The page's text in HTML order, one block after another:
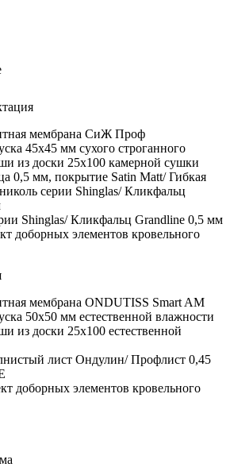
мембрана СиЖ Проф
45х45 мм сухого строганного
из доски 25х100 камерной сушки
0,5 мм, покрытие Satin Matt/ Гибкая
серии Shinglas/ Кликфальц
Shinglas/ Кликфальц Grandline 0,5 мм
доборных элементов кровельного
мембрана ONDUTISS Smart AM
50х50 мм естественной влажности
из доски 25х100 естественной
лист Ондулин/ Профлист 0,45
доборных элементов кровельного